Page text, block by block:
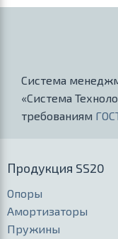
Система
«Система
требованиям
Продукция SS20
Опоры
Амортизаторы
Пружины